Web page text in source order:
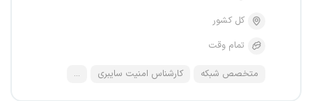
کل کشور
تمام وقت
متخصص شبکه کارشناس امنیت سایبری ...